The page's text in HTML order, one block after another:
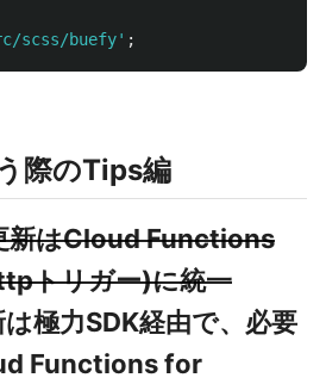
scss/buefy' ;
際のTips編
新はCloud Functions
トリガー)に統一
極力SDK経由で、必要
Functions for